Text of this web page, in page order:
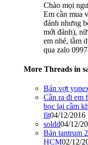
Chào mọi
Em cần mua
đánh nhưng
mới đánh),
em nhé, tầm
qua zalo
More Threads in
Bán vợt
Cần ra đi em
bọc lại cầm
fit04/12/2016
soldd04/12/
Bán tantrum
HCM02/12/